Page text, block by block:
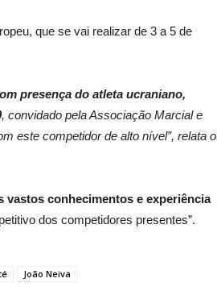
que se vai realizar de 3 a 5 de
presença do atleta ucraniano,
, convidado pela Associação Marcial e
este competidor de alto nível”, relata o
vastos conhecimentos e experiência
dos competidores presentes”.
João Neiva